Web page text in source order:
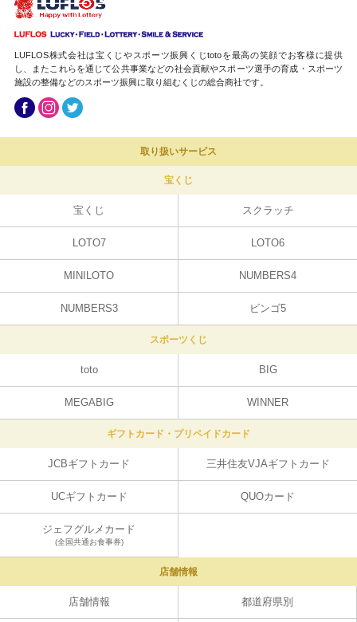
LUFLOS株式会社は宝くじやスポーツ振興くじtotoを最高の笑顔でお客様に提供
し、またこれらを通じて公共事業などの社会貢献やスポーツ選手の育成・スポーツ
施設の整備などのスポーツ振興に取り組むくじの総合商社です。
取り扱いサービス
宝くじ
宝くじ スクラッチ
LOTO7 LOTO6
MINILOTO NUMBERS4
NUMBERS3 ビンゴ5
スポーツくじ
toto BIG
MEGABIG WINNER
ギフトカード・プリペイドカード
JCBギフトカード 三井住友VJAギフトカード
UCギフトカード QUOカード
ジェフグルメカード
(全国共通お食事券)
店舗情報
店舗情報 都道府県別